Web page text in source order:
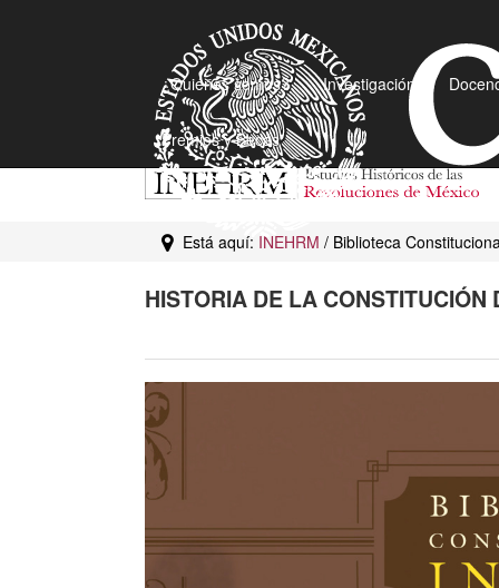
¿Quiénes somos? Investigación
Premios y Becas
Está aquí: INEHRM / Biblioteca
HISTORIA DE LA CONSTITUCIÓN